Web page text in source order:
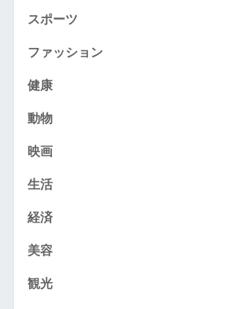
スポーツ
ファッション
健康
動物
映画
生活
経済
美容
観光